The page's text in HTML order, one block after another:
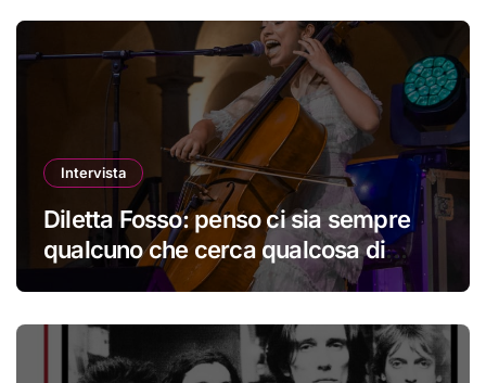
Intervista
Diletta Fosso: penso ci sia sempre
qualcuno che cerca qualcosa di